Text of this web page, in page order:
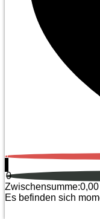
0
0
Zwischensumme:0,00
Es befinden sich